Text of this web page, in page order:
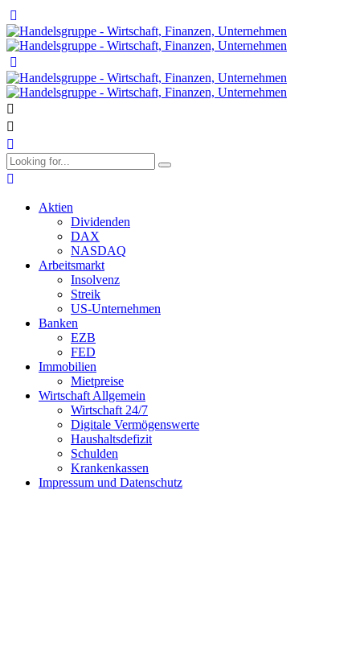
Aktien
Dividenden
DAX
NASDAQ
Arbeitsmarkt
Insolvenz
Streik
US-Unternehmen
Banken
EZB
FED
Immobilien
Mietpreise
Wirtschaft Allgemein
Wirtschaft 24/7
Digitale Vermögenswerte
Haushaltsdefizit
Schulden
Krankenkassen
Impressum und Datenschutz